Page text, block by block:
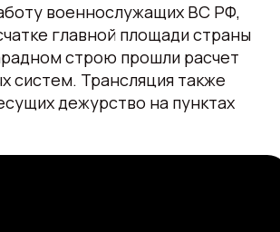
военнослужащих ВС РФ,
главной площади страны
строю прошли расчет
систем. Трансляция также
дежурство на пунктах